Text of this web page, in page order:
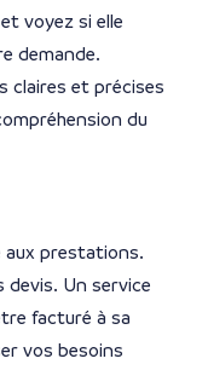
voyez si elle
demande.
claires et précises
du
aux prestations.
devis. Un service
facturé à sa
vos besoins